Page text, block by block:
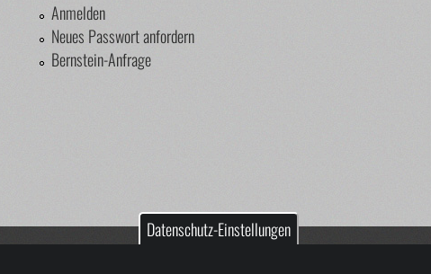
Anmelden
Neues Passwort anfordern
Bernstein-Anfrage
Datenschutz-Einstellungen